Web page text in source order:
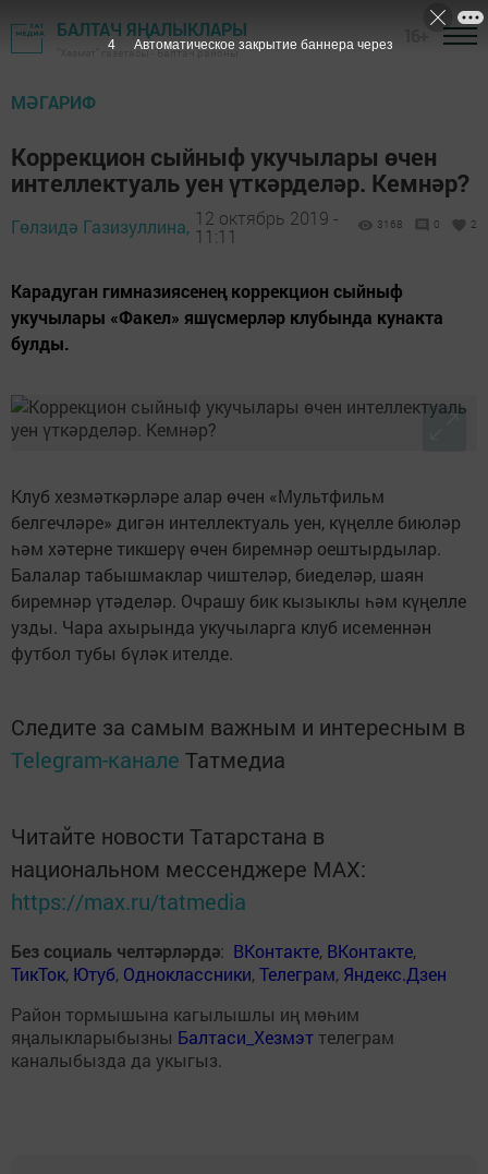
БАЛТАЧ ЯҢАЛЫКЛАРЫ
"Хезмәт" газетасы - Балтач районы
МӘГАРИФ
Коррекцион сыйныф укучылары өчен
интеллектуаль уен үткәрделәр. Кемнәр?
Гөлзидә Газизуллина, 12 октябрь 2019 -
11:11
3168 0 2
Карадуган гимназиясенең коррекцион сыйныф
укучылары «Факел» яшүсмерләр клубында кунакта
булды.
Клуб хезмәткәрләре алар өчен «Мультфильм
белгечләре» дигән интеллектуаль уен, күңелле биюләр
һәм хәтерне тикшерү өчен биремнәр оештырдылар.
Балалар табышмаклар чиштеләр, биеделәр, шаян
биремнәр үтәделәр. Очрашу бик кызыклы һәм күңелле
узды. Чара ахырында укучыларга клуб исеменнән
футбол тубы бүләк ителде.
Следите за самым важным и интересным в
Telegram-канале Татмедиа
Читайте новости Татарстана в
национальном мессенджере MАХ:
https://max.ru/tatmedia
Без социаль челтәрләрдә: ВКонтакте, ВКонтакте,
ТикТок, Ютуб, Одноклассники,Телеграм, Яндекс.Дзен
Район тормышына кагылышлы иң мөһим
яңалыкларыбызны Балтаси_Хезмэт телеграм
каналыбызда да укыгыз.
3 Автоматическое закрытие баннера через